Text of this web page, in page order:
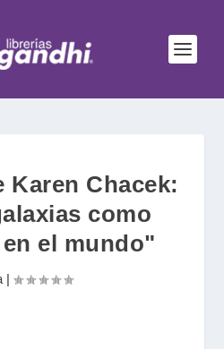
Karen Chacek:
como
el mundo"
|